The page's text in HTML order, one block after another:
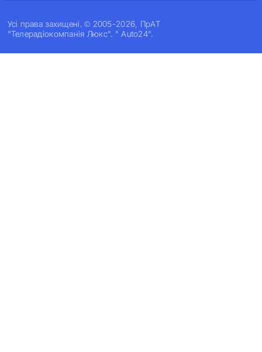
Усi права захищенi. © 2005-2026, ПрАТ
"Телерадіокомпанія Люкс". " Auto24".